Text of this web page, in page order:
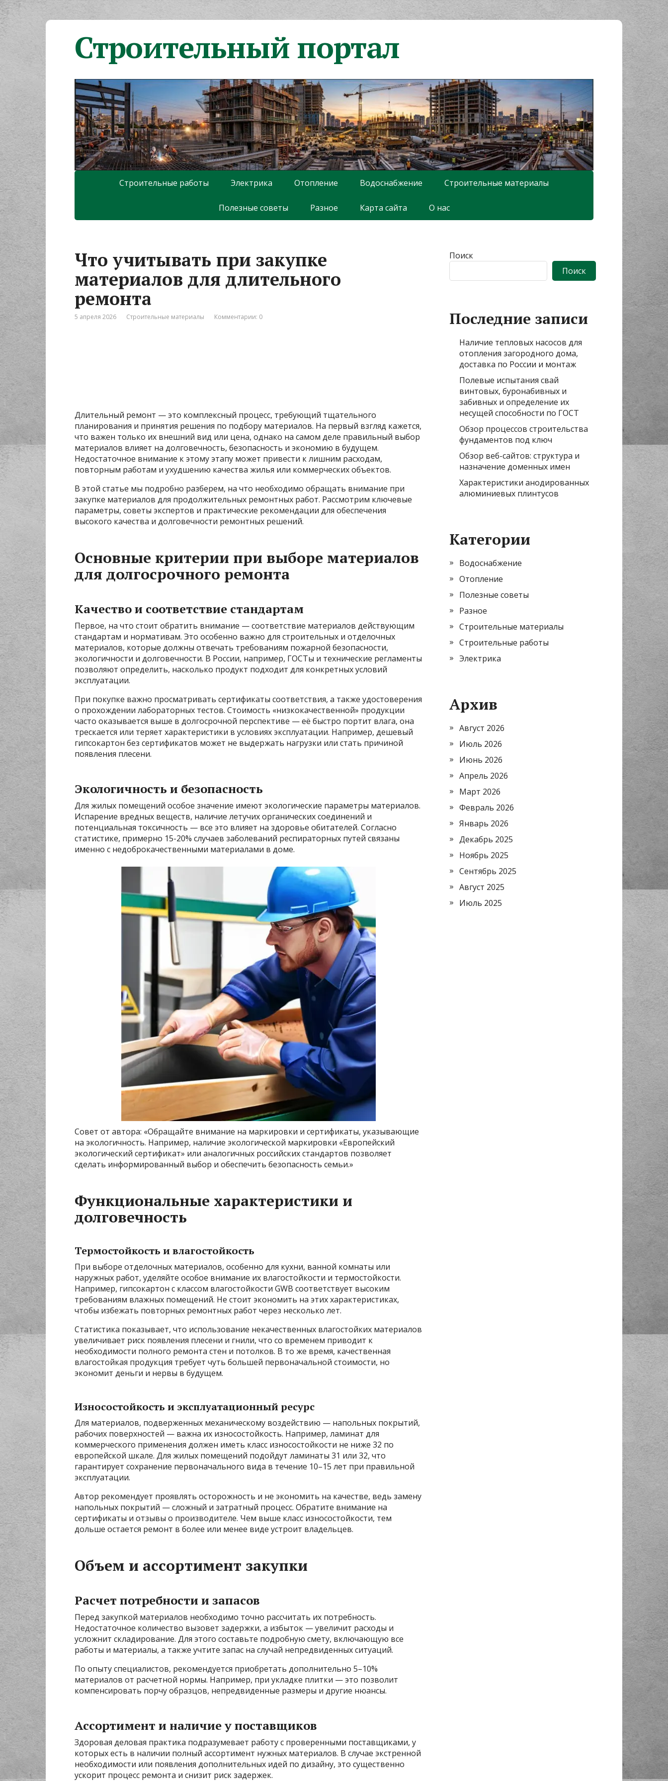
Строительный портал
Строительные работы Электрика Отопление Водоснабжение Строительные материалы
Полезные советы Разное Карта сайта О нас
Что учитывать при закупке
материалов для длительного
ремонта
5 апреля 2026 Строительные материалы Комментарии: 0
Длительный ремонт — это комплексный процесс, требующий тщательного
планирования и принятия решения по подбору материалов. На первый взгляд кажется,
что важен только их внешний вид или цена, однако на самом деле правильный выбор
материалов влияет на долговечность, безопасность и экономию в будущем.
Недостаточное внимание к этому этапу может привести к лишним расходам,
повторным работам и ухудшению качества жилья или коммерческих объектов.
В этой статье мы подробно разберем, на что необходимо обращать внимание при
закупке материалов для продолжительных ремонтных работ. Рассмотрим ключевые
параметры, советы экспертов и практические рекомендации для обеспечения
высокого качества и долговечности ремонтных решений.
Основные критерии при выборе материалов
для долгосрочного ремонта
Качество и соответствие стандартам
Первое, на что стоит обратить внимание — соответствие материалов действующим
стандартам и нормативам. Это особенно важно для строительных и отделочных
материалов, которые должны отвечать требованиям пожарной безопасности,
экологичности и долговечности. В России, например, ГОСТы и технические регламенты
позволяют определить, насколько продукт подходит для конкретных условий
эксплуатации.
При покупке важно просматривать сертификаты соответствия, а также удостоверения
о прохождении лабораторных тестов. Стоимость «низкокачественной» продукции
часто оказывается выше в долгосрочной перспективе — её быстро портит влага, она
трескается или теряет характеристики в условиях эксплуатации. Например, дешевый
гипсокартон без сертификатов может не выдержать нагрузки или стать причиной
появления плесени.
Экологичность и безопасность
Для жилых помещений особое значение имеют экологические параметры материалов.
Испарение вредных веществ, наличие летучих органических соединений и
потенциальная токсичность — все это влияет на здоровье обитателей. Согласно
статистике, примерно 15-20% случаев заболеваний респираторных путей связаны
именно с недоброкачественными материалами в доме.
Совет от автора: «Обращайте внимание на маркировки и сертификаты, указывающие
на экологичность. Например, наличие экологической маркировки «Европейский
экологический сертификат» или аналогичных российских стандартов позволяет
сделать информированный выбор и обеспечить безопасность семьи.»
Функциональные характеристики и
долговечность
Термостойкость и влагостойкость
При выборе отделочных материалов, особенно для кухни, ванной комнаты или
наружных работ, уделяйте особое внимание их влагостойкости и термостойкости.
Например, гипсокартон с классом влагостойкости GWB соответствует высоким
требованиям влажных помещений. Не стоит экономить на этих характеристиках,
чтобы избежать повторных ремонтных работ через несколько лет.
Статистика показывает, что использование некачественных влагостойких материалов
увеличивает риск появления плесени и гнили, что со временем приводит к
необходимости полного ремонта стен и потолков. В то же время, качественная
влагостойкая продукция требует чуть большей первоначальной стоимости, но
экономит деньги и нервы в будущем.
Износостойкость и эксплуатационный ресурс
Для материалов, подверженных механическому воздействию — напольных покрытий,
рабочих поверхностей — важна их износостойкость. Например, ламинат для
коммерческого применения должен иметь класс износостойкости не ниже 32 по
европейской шкале. Для жилых помещений подойдут ламинаты 31 или 32, что
гарантирует сохранение первоначального вида в течение 10–15 лет при правильной
эксплуатации.
Автор рекомендует проявлять осторожность и не экономить на качестве, ведь замену
напольных покрытий — сложный и затратный процесс. Обратите внимание на
сертификаты и отзывы о производителе. Чем выше класс износостойкости, тем
дольше остается ремонт в более или менее виде устроит владельцев.
Объем и ассортимент закупки
Расчет потребности и запасов
Перед закупкой материалов необходимо точно рассчитать их потребность.
Недостаточное количество вызовет задержки, а избыток — увеличит расходы и
усложнит складирование. Для этого составьте подробную смету, включающую все
работы и материалы, а также учтите запас на случай непредвиденных ситуаций.
По опыту специалистов, рекомендуется приобретать дополнительно 5–10%
материалов от расчетной нормы. Например, при укладке плитки — это позволит
компенсировать порчу образцов, непредвиденные размеры и другие нюансы.
Ассортимент и наличие у поставщиков
Здоровая деловая практика подразумевает работу с проверенными поставщиками, у
которых есть в наличии полный ассортимент нужных материалов. В случае экстренной
необходимости или появления дополнительных идей по дизайну, это существенно
ускорит процесс ремонта и снизит риск задержек.
Поиск
Поиск
Последние записи
Наличие тепловых насосов для
отопления загородного дома,
доставка по России и монтаж
Полевые испытания свай
винтовых, буронабивных и
забивных и определение их
несущей способности по ГОСТ
Обзор процессов строительства
фундаментов под ключ
Обзор веб-сайтов: структура и
назначение доменных имен
Характеристики анодированных
алюминиевых плинтусов
Категории
Водоснабжение
Отопление
Полезные советы
Разное
Строительные материалы
Строительные работы
Электрика
Архив
Август 2026
Июль 2026
Июнь 2026
Апрель 2026
Март 2026
Февраль 2026
Январь 2026
Декабрь 2025
Ноябрь 2025
Сентябрь 2025
Август 2025
Июль 2025